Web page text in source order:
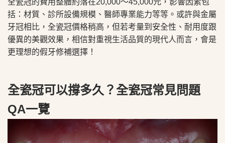
括：材質、診所設備規模、醫師專業能力等等。或許與金屬
牙冠相比，全瓷冠價格稍高，但若考量到安全性、耐用度跟
優異的美觀效果，相信對重視生活品質的現代人而言，會是
更理想的假牙修補選擇！
全瓷冠可以撐多久？全瓷冠常見問題
QA一覽